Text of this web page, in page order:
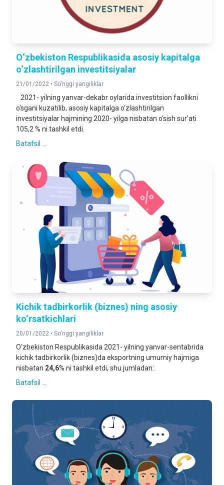
O‘zbekiston Respublikasida asosiy kapitalga
o‘zlashtirilgan investitsiyalar
21/01/2022 • So'nggi yangiliklar
2021- yilning yanvar-dekabr oylarida investitsion faollikni
o‘sgani kuzatilib, asosiy kapitalga o‘zlashtirilgan
investitsiyalar hajmining 2020- yilga nisbatan o‘sish sur’ati
105,2 % ni tashkil etdi.
Batafsil ...
Kichik tadbirkorlik (biznes) ning asosiy
ko‘rsatkichlari
20/01/2022 • So'nggi yangiliklar
O‘zbekiston Respublikasida 2021- yilning yanvar-sentabrida
kichik tadbirkorlik (biznes)da eksportning umumiy hajmiga
nisbatan 24,6% ni tashkil etdi, shu jumladan:
Batafsil ...